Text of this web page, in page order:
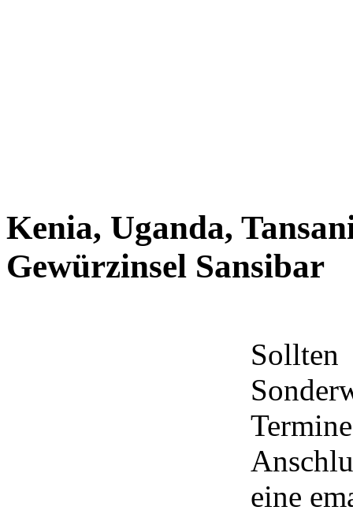
Kenia, Uganda,
Gewürzinsel Sansibar
eine